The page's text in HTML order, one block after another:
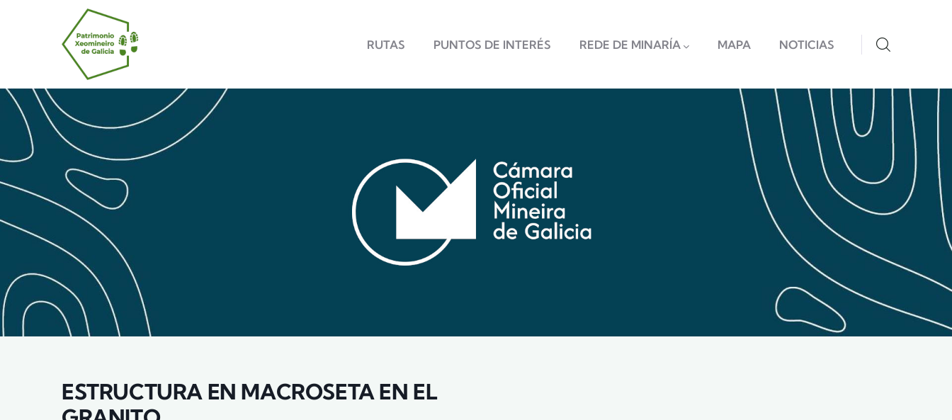
Pasar al contenido principal
RUTAS PUNTOS DE INTERÉS REDE DE MINARÍA MAPA NOTICIAS
ESTRUCTURA EN MACROSETA EN EL